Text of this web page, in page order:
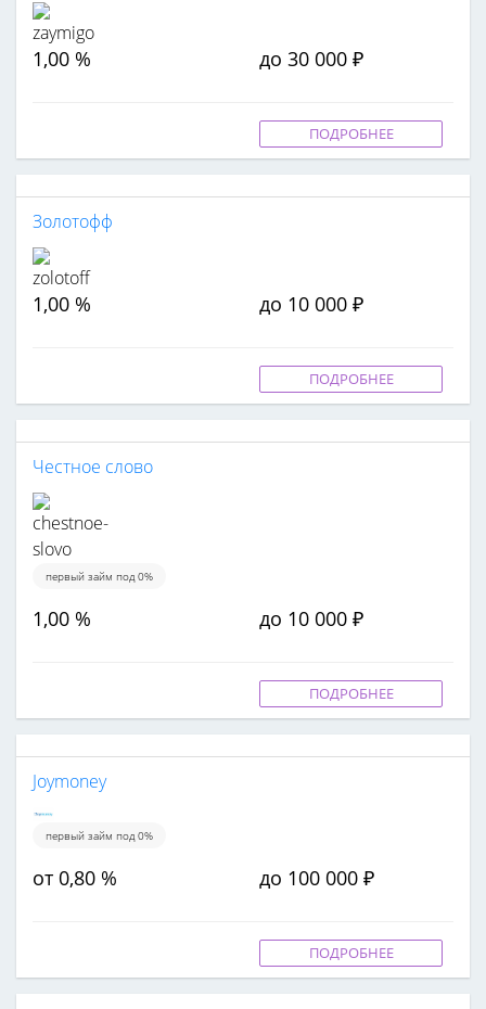
1,00 % до 30 000 ₽
ПОДРОБНЕЕ
Золотофф
1,00 % до 10 000 ₽
ПОДРОБНЕЕ
Честное слово
первый займ под 0%
1,00 % до 10 000 ₽
ПОДРОБНЕЕ
Joymoney
первый займ под 0%
от 0,80 % до 100 000 ₽
ПОДРОБНЕЕ